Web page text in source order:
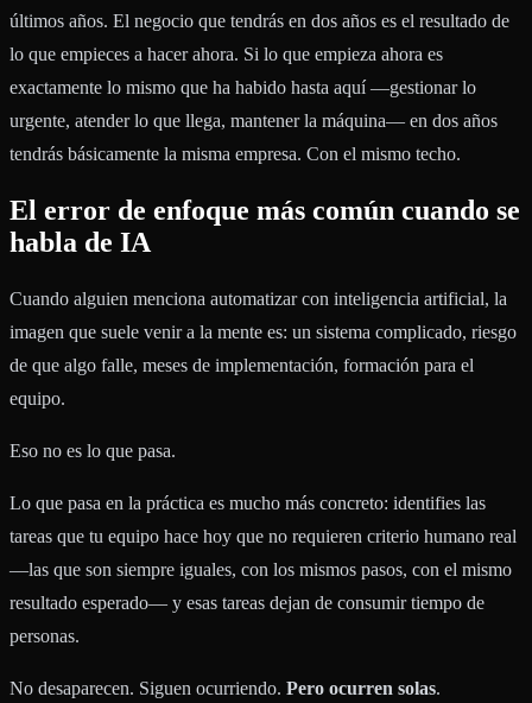
últimos años. El negocio que tendrás en dos años es el resultado de
lo que empieces a hacer ahora. Si lo que empieza ahora es
exactamente lo mismo que ha habido hasta aquí —gestionar lo
urgente, atender lo que llega, mantener la máquina— en dos años
tendrás básicamente la misma empresa. Con el mismo techo.
El error de enfoque más común cuando se
habla de IA
Cuando alguien menciona automatizar con inteligencia artificial, la
imagen que suele venir a la mente es: un sistema complicado, riesgo
de que algo falle, meses de implementación, formación para el
equipo.
Eso no es lo que pasa.
Lo que pasa en la práctica es mucho más concreto: identifies las
tareas que tu equipo hace hoy que no requieren criterio humano real
—las que son siempre iguales, con los mismos pasos, con el mismo
resultado esperado— y esas tareas dejan de consumir tiempo de
personas.
No desaparecen. Siguen ocurriendo. Pero ocurren solas.